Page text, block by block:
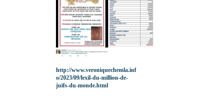
http://www.veroniquechemla.inf
o/2023/09/lexil-du-million-de-
juifs-du-monde.html